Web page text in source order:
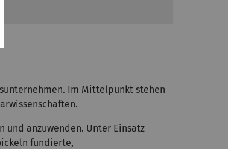
Im Mittelpunkt stehen
anzuwenden. Unter Einsatz
fundierte,